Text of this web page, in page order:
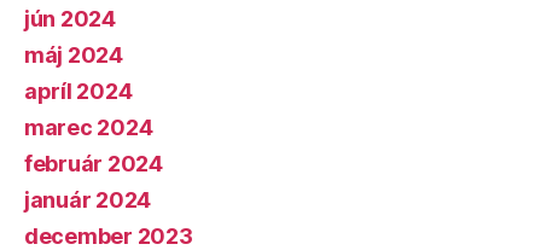
jún 2024
máj 2024
apríl 2024
marec 2024
február 2024
január 2024
december 2023